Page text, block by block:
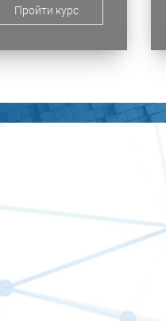
Пройти курс